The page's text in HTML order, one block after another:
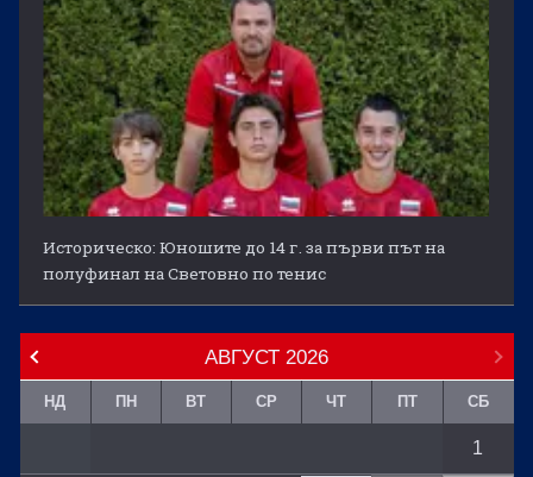
Историческо: Юношите до 14 г. за първи път на
полуфинал на Световно по тенис
АВГУСТ 2026
НД ПН ВТ СР ЧТ ПТ СБ
1